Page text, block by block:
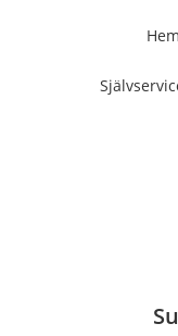
Hem